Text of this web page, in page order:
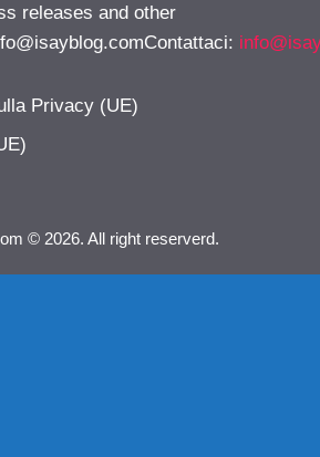
releases and other
:
Privacy (UE)
© 2026. All right reserverd.